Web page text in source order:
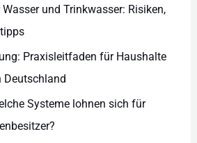
und Trinkwasser: Risiken,
Praxisleitfaden für Haushalte
Deutschland
Systeme lohnen sich für